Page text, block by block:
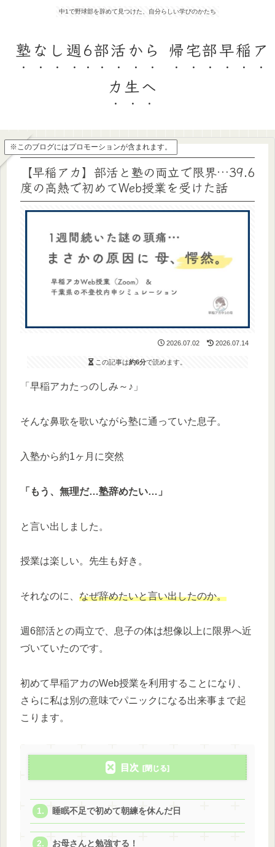
中1で野球部を辞めて見つけた、自分らしい学びのかたち
塾なし週6部活から 帰宅部早稲ア
カ生へ
※このブログにはプロモーションが含まれます。
【早稲アカ】部活と塾の両立で限界…39.6
度の高熱で初めてWeb授業を受けた話
2026.07.02 2026.07.14
この記事は約6分で読めます。
「早稲アカたっのしみ～♪」
そんな鼻歌を歌いながら塾に通っていた息子。
入塾から約1ヶ月に突然
「もう、無理だ…塾辞めたい…」
と言い出しました。
授業は楽しい。先生も好き。
それなのに、 なぜ辞めたいと言い出したのか。
週6部活との両立で、息子の体は想像以上に限界へ近
づいていたのです。
初めて早稲アカのWeb授業を利用することになり、
さらに私は別の意味でパニックになる出来事まで起
こります。
目次
睡眠不足で初めて朝練を休んだ日
お母さんと勉強する！